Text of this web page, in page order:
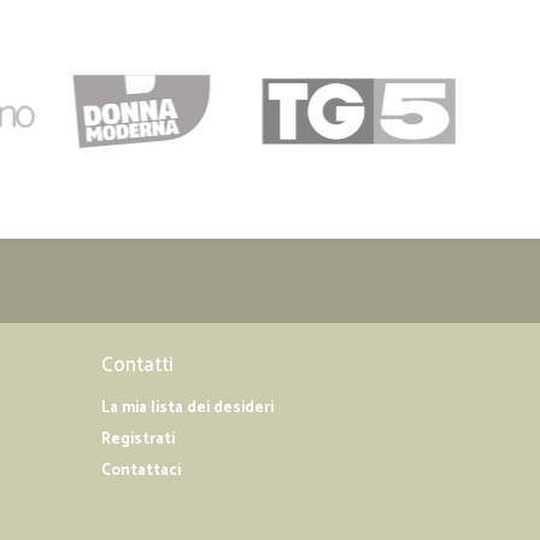
Contatti
La mia lista dei desideri
Registrati
Contattaci